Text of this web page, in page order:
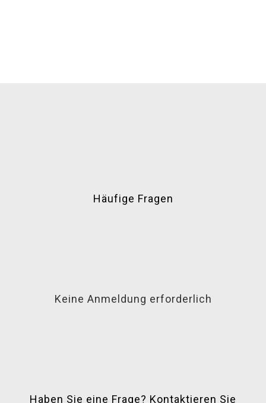
Häufige Fragen
Keine Anmeldung erforderlich
Haben Sie eine Frage? Kontaktieren Sie